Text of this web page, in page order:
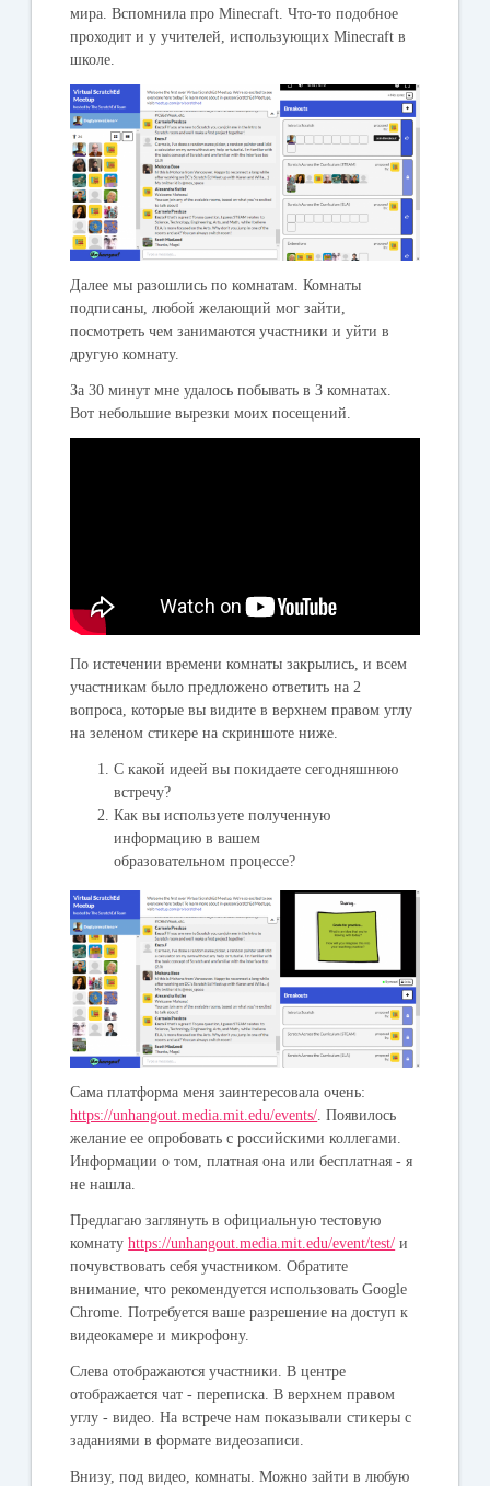
мира. Вспомнила про Minecraft. Что-то подобное
проходит и у учителей, использующих Minecraft в
школе.
Далее мы разошлись по комнатам. Комнаты
подписаны, любой желающий мог зайти,
посмотреть чем занимаются участники и уйти в
другую комнату.
За 30 минут мне удалось побывать в 3 комнатах.
Вот небольшие вырезки моих посещений.
По истечении времени комнаты закрылись, и всем
участникам было предложено ответить на 2
вопроса, которые вы видите в верхнем правом углу
на зеленом стикере на скриншоте ниже.
С какой идеей вы покидаете сегодняшнюю
встречу?
Как вы используете полученную
информацию в вашем
образовательном процессе?
Сама платформа меня заинтересовала очень:
https://unhangout.media.mit.edu/events/ . Появилось
желание ее опробовать с российскими коллегами.
Информации о том, платная она или бесплатная - я
не нашла.
Предлагаю заглянуть в официальную тестовую
комнатуhttps://unhangout.media.mit.edu/event/test/ и
почувствовать себя участником. Обратите
внимание, что рекомендуется использовать Google
Chrome. Потребуется ваше разрешение на доступ к
видеокамере и микрофону.
Слева отображаются участники. В центре
отображается чат - переписка. В верхнем правом
углу - видео. На встрече нам показывали стикеры с
заданиями в формате видеозаписи.
Внизу, под видео, комнаты. Можно зайти в любую